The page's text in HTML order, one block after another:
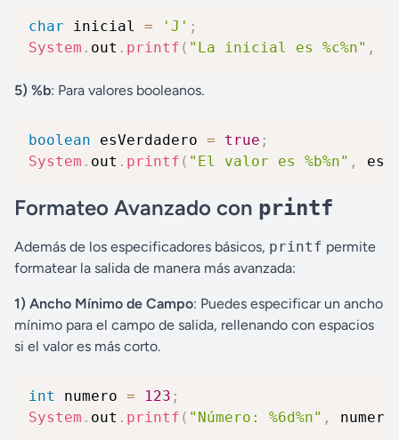
char inicial = 'J' ;
System . out . printf ( "La inicial es %c%n" ,
5) %b: Para valores booleanos.
boolean esVerdadero = true ;
System . out . printf ( "El valor es %b%n" ,
Formateo Avanzado con printf
Además de los especificadores básicos, printf permite
formatear la salida de manera más avanzada:
1) Ancho Mínimo de Campo: Puedes especificar un ancho
mínimo para el campo de salida, rellenando con espacios
si el valor es más corto.
int numero = 123 ;
System . out . printf ( "Número: %6d%n" , numero